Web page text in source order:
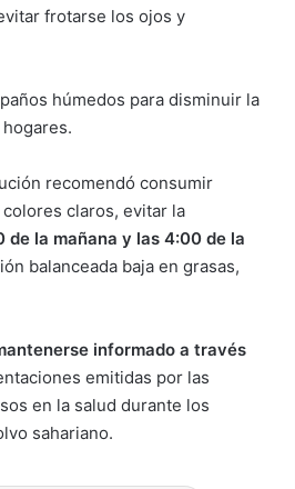
frotarse los ojos y
húmedos para disminuir la
recomendó consumir
claros, evitar la
la mañana y las 4:00 de la
balanceada baja en grasas,
informado a través
emitidas por las
en la salud durante los
sahariano.